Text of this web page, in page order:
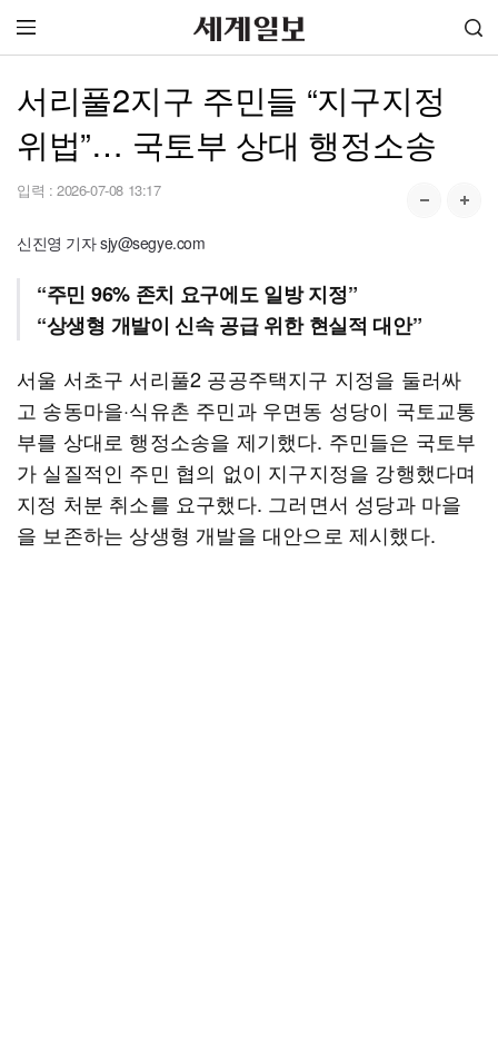
서리풀2지구 주민들 “지구지정
위법”… 국토부 상대 행정소송
입력 : 2026-07-08 13:17
신진영 기자 sjy@segye.com
“주민 96% 존치 요구에도 일방 지정”
“상생형 개발이 신속 공급 위한 현실적 대안”
서울 서초구 서리풀2 공공주택지구 지정을 둘러싸
고 송동마을·식유촌 주민과 우면동 성당이 국토교통
부를 상대로 행정소송을 제기했다. 주민들은 국토부
가 실질적인 주민 협의 없이 지구지정을 강행했다며
지정 처분 취소를 요구했다. 그러면서 성당과 마을
을 보존하는 상생형 개발을 대안으로 제시했다.